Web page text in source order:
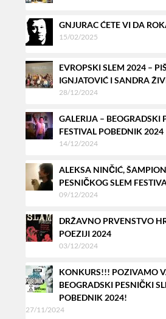
GNJURAC ĆETE VI DA
15/02/2025
EVROPSKI SLEM 2024 –
IGNJATOVIĆ I SANDRA
28/12/2024
GALERIJA – BEOGRADSKI
FESTIVAL POBEDNIK 2024
14/12/2024
ALEKSA NINČIĆ,
PESNIČKOG SLEM
09/12/2024
DRŽAVNO PRVENSTVO
POEZIJI 2024
03/12/2024
KONKURS!!! POZIVAMO
BEOGRADSKI PESNIČKI
POBEDNIK 2024!
27/11/2024